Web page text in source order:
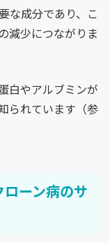
な成分であり、こ
減少につながりま
白やアルブミンが
られています（参
ーン病のサ